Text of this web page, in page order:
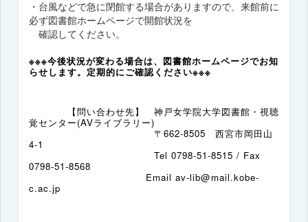
・台風などで急に閉館する場合がありますので、来館前に
必ず図書館ホームページで開館状況を
確認してください。
※※※今後状況が変わる場合は、図書館ホームページでお知
らせします。定期的にご確認ください※※※
【問い合わせ先】 神戸女学院大学図書館・視聴
覚センター(AVライブラリー)
〒 662-8505 西宮市岡田山
4-1
Tel 0798-51-8515 / Fax
0798-51-8568
Email av-lib@mail.kobe-
c.ac.jp